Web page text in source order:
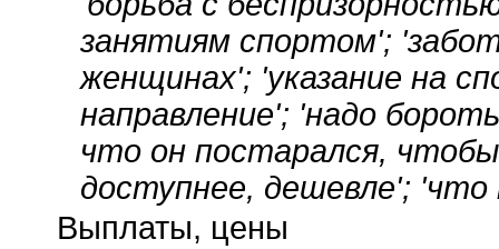
занятиям спортом';
женщинах'; 'указание на
направление'; 'надо
что он постарался,
доступнее, дешевле';
Выплаты, цены